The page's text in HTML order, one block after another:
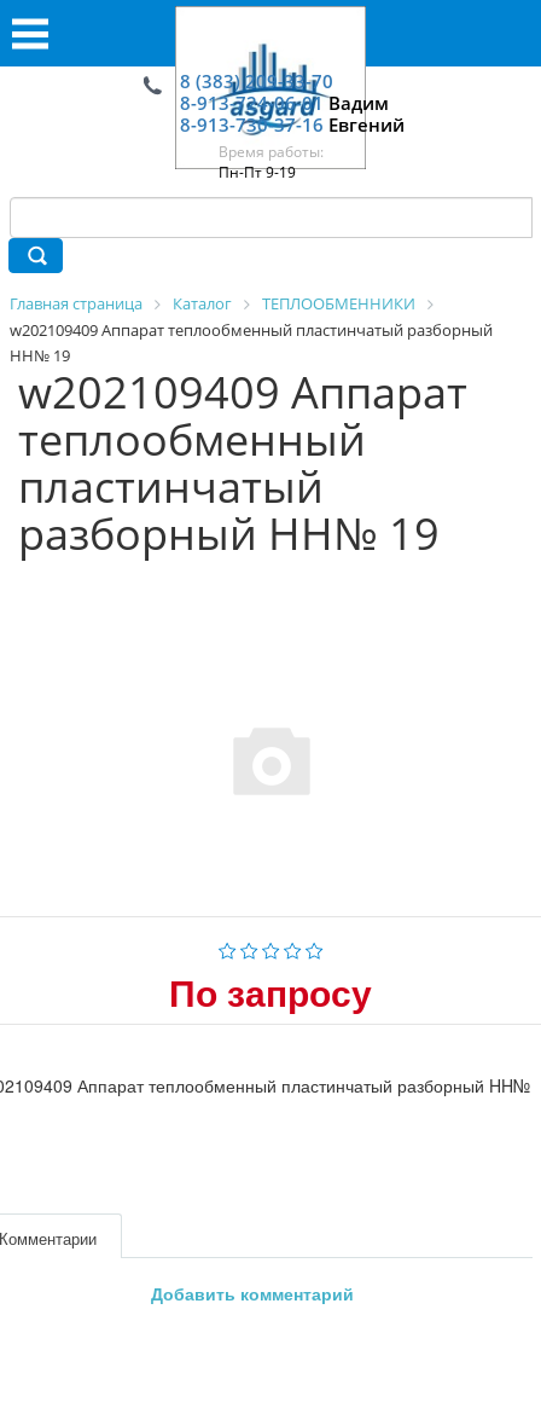
8 (383) 209-33-70
8-913-724-06-01Вадим
8-913-730-37-16 Евгений
Время работы:
Пн-Пт 9-19
Главная страница Каталог
ТЕПЛООБМЕННИКИ
w202109409 Аппарат теплообменный пластинчатый разборный
HH№ 19
w202109409 Аппарат
теплообменный
пластинчатый
разборный HH№ 19
По запросу
Аппарат теплообменный пластинчатый разборный HH№
Добавить комментарий